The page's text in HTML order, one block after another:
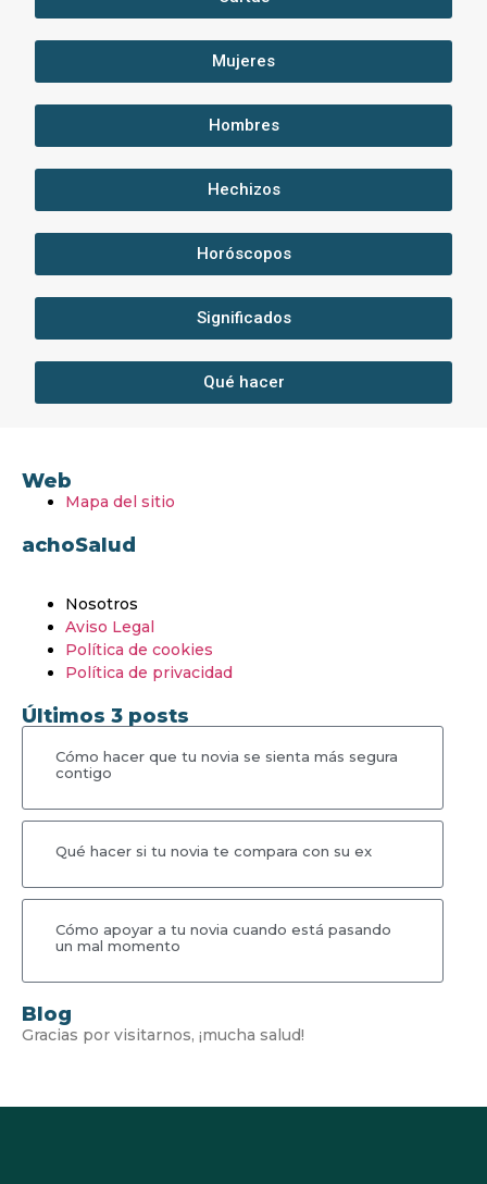
Mujeres
Hombres
Hechizos
Horóscopos
Significados
Qué hacer
Web
Mapa del sitio
achoSalud
Nosotros
Aviso Legal
Política de cookies
Política de privacidad
Últimos 3 posts
Cómo hacer que tu novia se sienta más segura
contigo
Qué hacer si tu novia te compara con su ex
Cómo apoyar a tu novia cuando está pasando
un mal momento
Blog
Gracias por visitarnos, ¡mucha salud!